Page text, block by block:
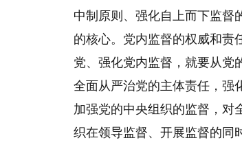
中制原则、强化自上而下监督
的核心。党内监督的权威和责
党、强化党内监督，就要从党
全面从严治党的主体责任，强
加强党的中央组织的监督，对
织在领导监督、开展监督的同